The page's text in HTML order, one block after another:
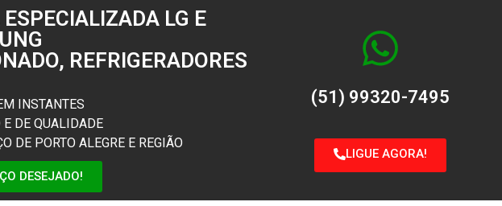
LG E
REFRIGERADORES
INSTANTES
DE QUALIDADE
DE PORTO ALEGRE E REGIÃO
DESEJADO!
(51) 99320-7495
LIGUE AGORA!